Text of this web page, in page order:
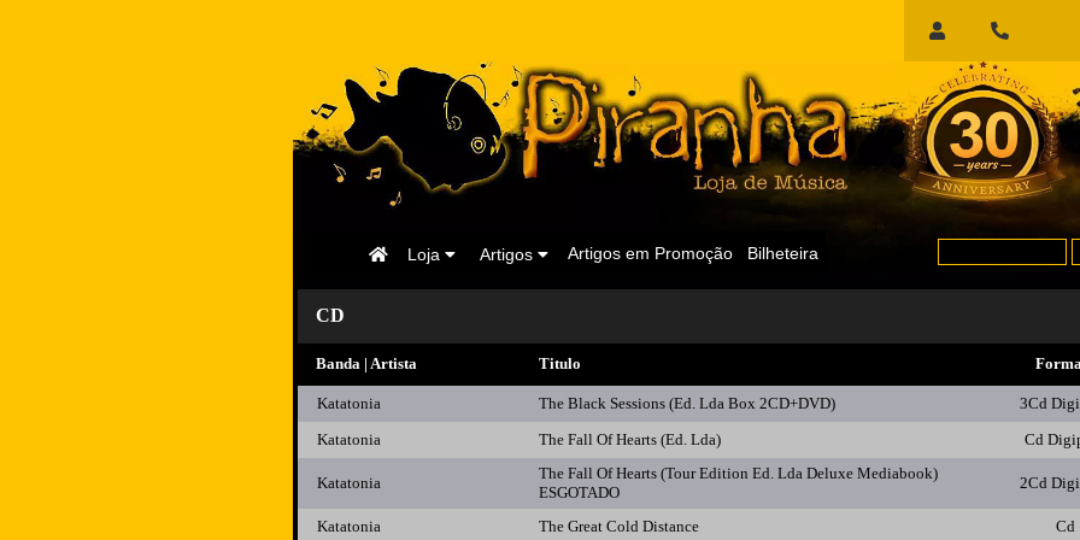
Início
Sessão
Bilheteira
Artigos em Promoção
Artigos
Loja
Página
CD
Banda | Artista Titulo
Katatonia The Black Sessions (Ed. Lda Box 2CD+DVD)
3Cd
Katatonia
The Fall Of Hearts (Ed. Lda) Cd
Katatonia
The Fall Of Hearts (Tour Edition Ed. Lda Deluxe Mediabook)
ESGOTADO
2Cd
Katatonia The Great Cold Distance Cd